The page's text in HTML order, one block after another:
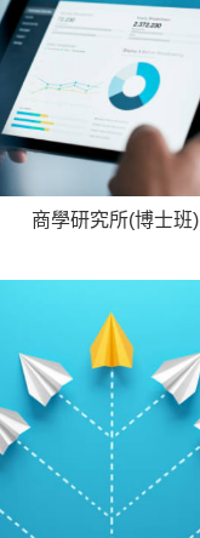
商學研究所(博士班)